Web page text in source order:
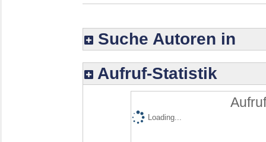
Suche Autoren in
Aufruf-Statistik
Loading...